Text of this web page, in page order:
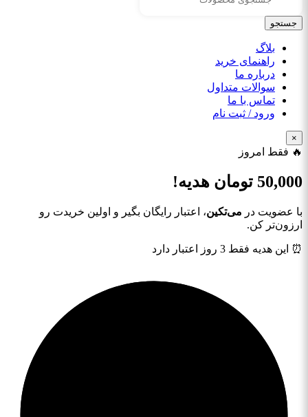
جستجو
بلاگ
راهنمای خرید
درباره ما
سوالات متداول
تماس با ما
ورود / ثبت نام
×
🔥 فقط امروز
50,000 تومان هدیه!
با عضویت در می‌تکین، اعتبار رایگان بگیر و اولین خریدت رو
ارزون‌تر کن.
⏰ این هدیه فقط 3 روز اعتبار دارد